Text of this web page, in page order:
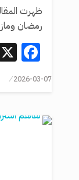
ظهرت
رمضان
2026-03-07